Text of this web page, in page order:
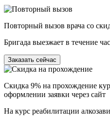
Повторный вызов врача со
Бригада выезжает в течение
Заказать сейчас
Скидка 9% на прохождение
оформлении заявки через сайт
На курс реабилитации